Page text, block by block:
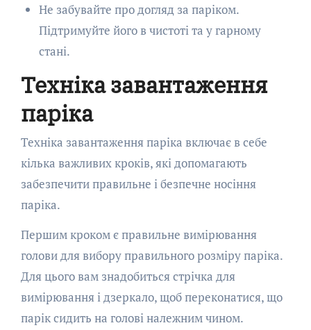
Не забувайте про догляд за паріком.
Підтримуйте його в чистоті та у гарному
стані.
Техніка завантаження
паріка
Техніка завантаження паріка включає в себе
кілька важливих кроків, які допомагають
забезпечити правильне і безпечне носіння
паріка.
Першим кроком є правильне вимірювання
голови для вибору правильного розміру паріка.
Для цього вам знадобиться стрічка для
вимірювання і дзеркало, щоб переконатися, що
парік сидить на голові належним чином.